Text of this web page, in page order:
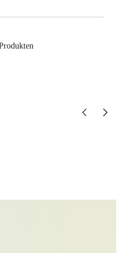
Vorheriges